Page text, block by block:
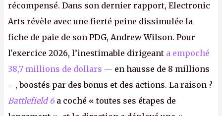
récompensé. Dans son dernier rapport, Electronic
Arts révèle avec une fierté peine dissimulée la
fiche de paie de son PDG, Andrew Wilson. Pour
l'exercice 2026, l’inestimable dirigeant a empoché
38,7 millions de dollars — en hausse de 8 millions
—, boostés par des bonus et des actions. La raison ?
Battlefield 6 a coché « toutes ses étapes de